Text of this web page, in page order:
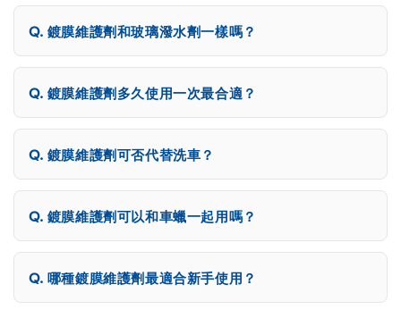
鍍膜維護劑和玻璃潑水劑一樣嗎？
鍍膜維護劑多久使用一次最合適？
鍍膜維護劑可否代替洗車？
鍍膜維護劑可以和車蠟一起用嗎？
哪種鍍膜維護劑最適合新手使用？